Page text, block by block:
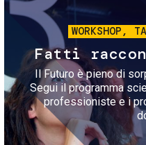
WORKSHOP,
Fatti
Il Futuro è pieno di
Segui il programma
professioniste e i